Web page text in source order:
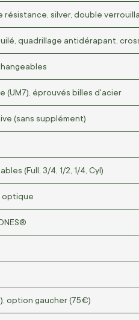
résistance, silver, double
quadrillage antidérapant,
(UM7), éprouvés billes d'acier
(sans supplément)
(Full, 3/4, 1/2, 1/4, Cyl)
optique
option gaucher (75€)